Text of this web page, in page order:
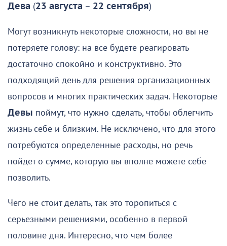
Дева (23 августа – 22 сентября)
Могут возникнуть некоторые сложности, но вы не
потеряете голову: на все будете реагировать
достаточно спокойно и конструктивно. Это
подходящий день для решения организационных
вопросов и многих практических задач. Некоторые
Девы поймут, что нужно сделать, чтобы облегчить
жизнь себе и близким. Не исключено, что для этого
потребуются определенные расходы, но речь
пойдет о сумме, которую вы вполне можете себе
позволить.
Чего не стоит делать, так это торопиться с
серьезными решениями, особенно в первой
половине дня. Интересно, что чем более